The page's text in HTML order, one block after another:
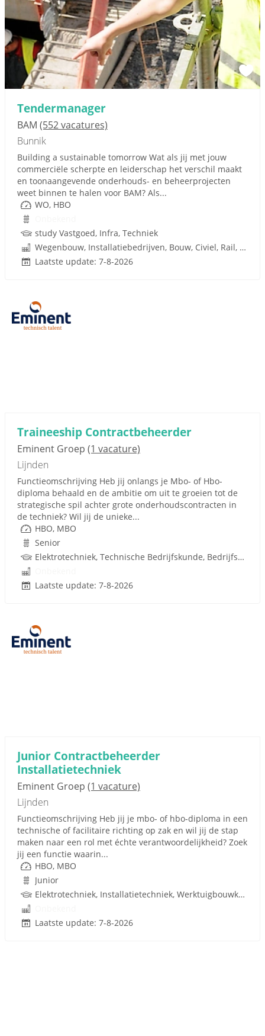
Tendermanager
BAM (552 vacatures)
Bunnik
Building a sustainable tomorrow Wat als jij met jouw
commerciële scherpte en leiderschap het verschil maakt
en toonaangevende onderhouds- en beheerprojecten
weet binnen te halen voor BAM? Als...
WO, HBO
study Vastgoed, Infra, Techniek
Wegenbouw, Installatiebedrijven, Bouw, Civiel, Rail, Infrastructuren
Laatste update: 7-8-2026
Traineeship Contractbeheerder
Eminent Groep (1 vacature)
Lijnden
Functieomschrijving Heb jij onlangs je Mbo- of Hbo-
diploma behaald en de ambitie om uit te groeien tot de
strategische spil achter grote onderhoudscontracten in
de techniek? Wil jij de unieke...
HBO, MBO
Senior
Elektrotechniek, Technische Bedrijfskunde, Bedrijfskunde, Metaal, Gebouwgebonden installaties, Facilitair Management, Techniek
Laatste update: 7-8-2026
Junior Contractbeheerder
Installatietechniek
Eminent Groep (1 vacature)
Lijnden
Functieomschrijving Heb jij je mbo- of hbo-diploma in een
technische of facilitaire richting op zak en wil jij de stap
maken naar een rol met échte verantwoordelijkheid? Zoek
jij een functie waarin...
HBO, MBO
Junior
Elektrotechniek, Installatietechniek, Werktuigbouwkunde, Metaal, Gebouwgebonden installaties, Facilitair Management, Techniek
Laatste update: 7-8-2026